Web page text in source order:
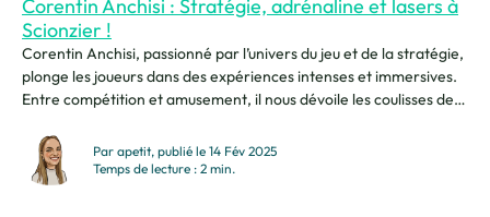
Corentin Anchisi : Stratégie, adrénaline et lasers à
Scionzier !
Corentin Anchisi, passionné par l’univers du jeu et de la stratégie,
plonge les joueurs dans des expériences intenses et immersives.
Entre compétition et amusement, il nous dévoile les coulisses de
je suis responsable de salle au Laser Game de Scionzier.
SCIONZIER COMME TERRAIN...
Par apetit, publié le 14 Fév 2025
Temps de lecture : 2 min.